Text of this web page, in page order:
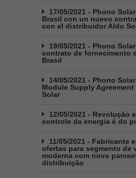
17/05/2021 - Phono
Brasil con un nuevo
con el distribuidor Aldo
19/05/2021 - Phono
contrato de fornecimento
Brasil
14/05/2021 - Phono
Module Supply
Solar
12/05/2021 - Revolução
controle da energia é do
11/05/2021 - Fabricante
ofertas para segmento de
moderna com novo
distribuição